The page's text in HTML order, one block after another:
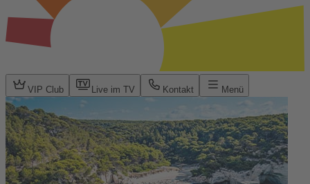
VIP Club Live im TV Kontakt Menü